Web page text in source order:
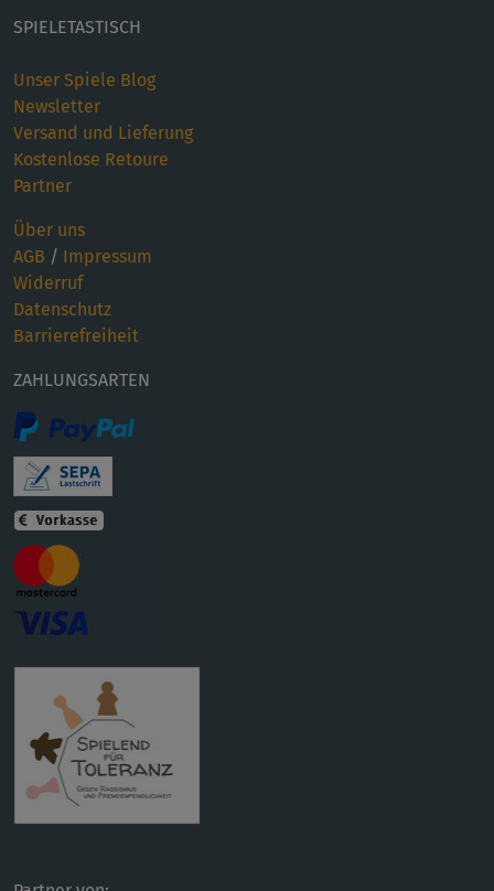
SPIELETASTISCH
Unser Spiele Blog
Newsletter
Versand und Lieferung
Kostenlose Retoure
Partner
Über uns
AGB / Impressum
Widerruf
Datenschutz
Barrierefreiheit
ZAHLUNGSARTEN